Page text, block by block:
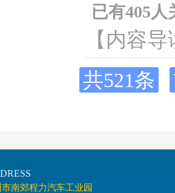
已有405
【内容
共521条
南郊程力汽车工业园